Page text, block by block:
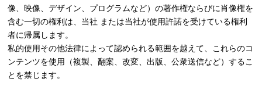
像、映像、デザイン、プログラムなど）の著作権ならびに肖像権を
含む一切の権利は、当社 または当社が使用許諾を受けている権利
者に帰属します。
私的使用その他法律によって認められる範囲を越えて、これらのコ
ンテンツを使用（複製、翻案、改変、出版、公衆送信など）するこ
とを禁じます。